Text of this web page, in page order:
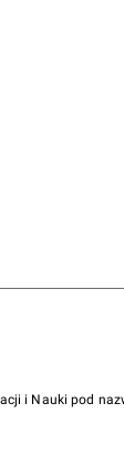
i Nauki pod